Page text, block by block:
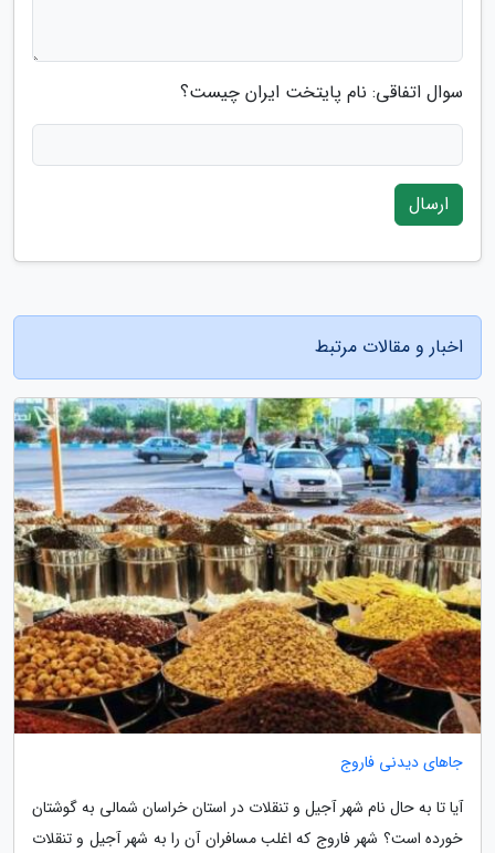
سوال اتفاقی: نام پایتخت ایران چیست؟
ارسال
اخبار و مقالات مرتبط
جاهای دیدنی فاروج
آیا تا به حال نام شهر آجیل و تنقلات در استان خراسان شمالی به گوشتان
خورده است؟ شهر فاروج که اغلب مسافران آن را به شهر آجیل و تنقلات